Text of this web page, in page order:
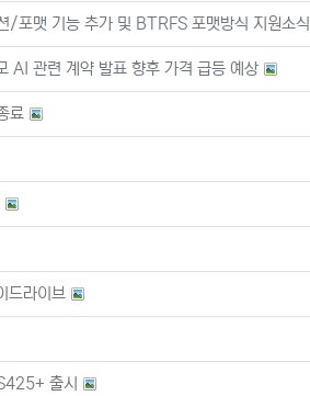
포맷 기능 추가 및 BTRFS 포맷방식 지원소식
AI 관련 계약 발표 향후 가격 급등 예상
료
라이브
출시